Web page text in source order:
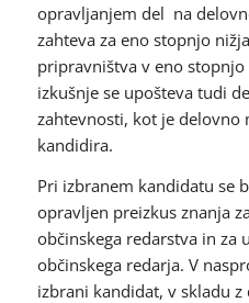
opravljanjem del na
zahteva za eno stopnjo
pripravništva v eno
izkušnje se upošteva tudi
zahtevnosti, kot je delovno
kandidira.
Pri izbranem kandidatu se
opravljen preizkus znanja
občinskega redarstva in za
občinskega redarja. V
izbrani kandidat, v skladu